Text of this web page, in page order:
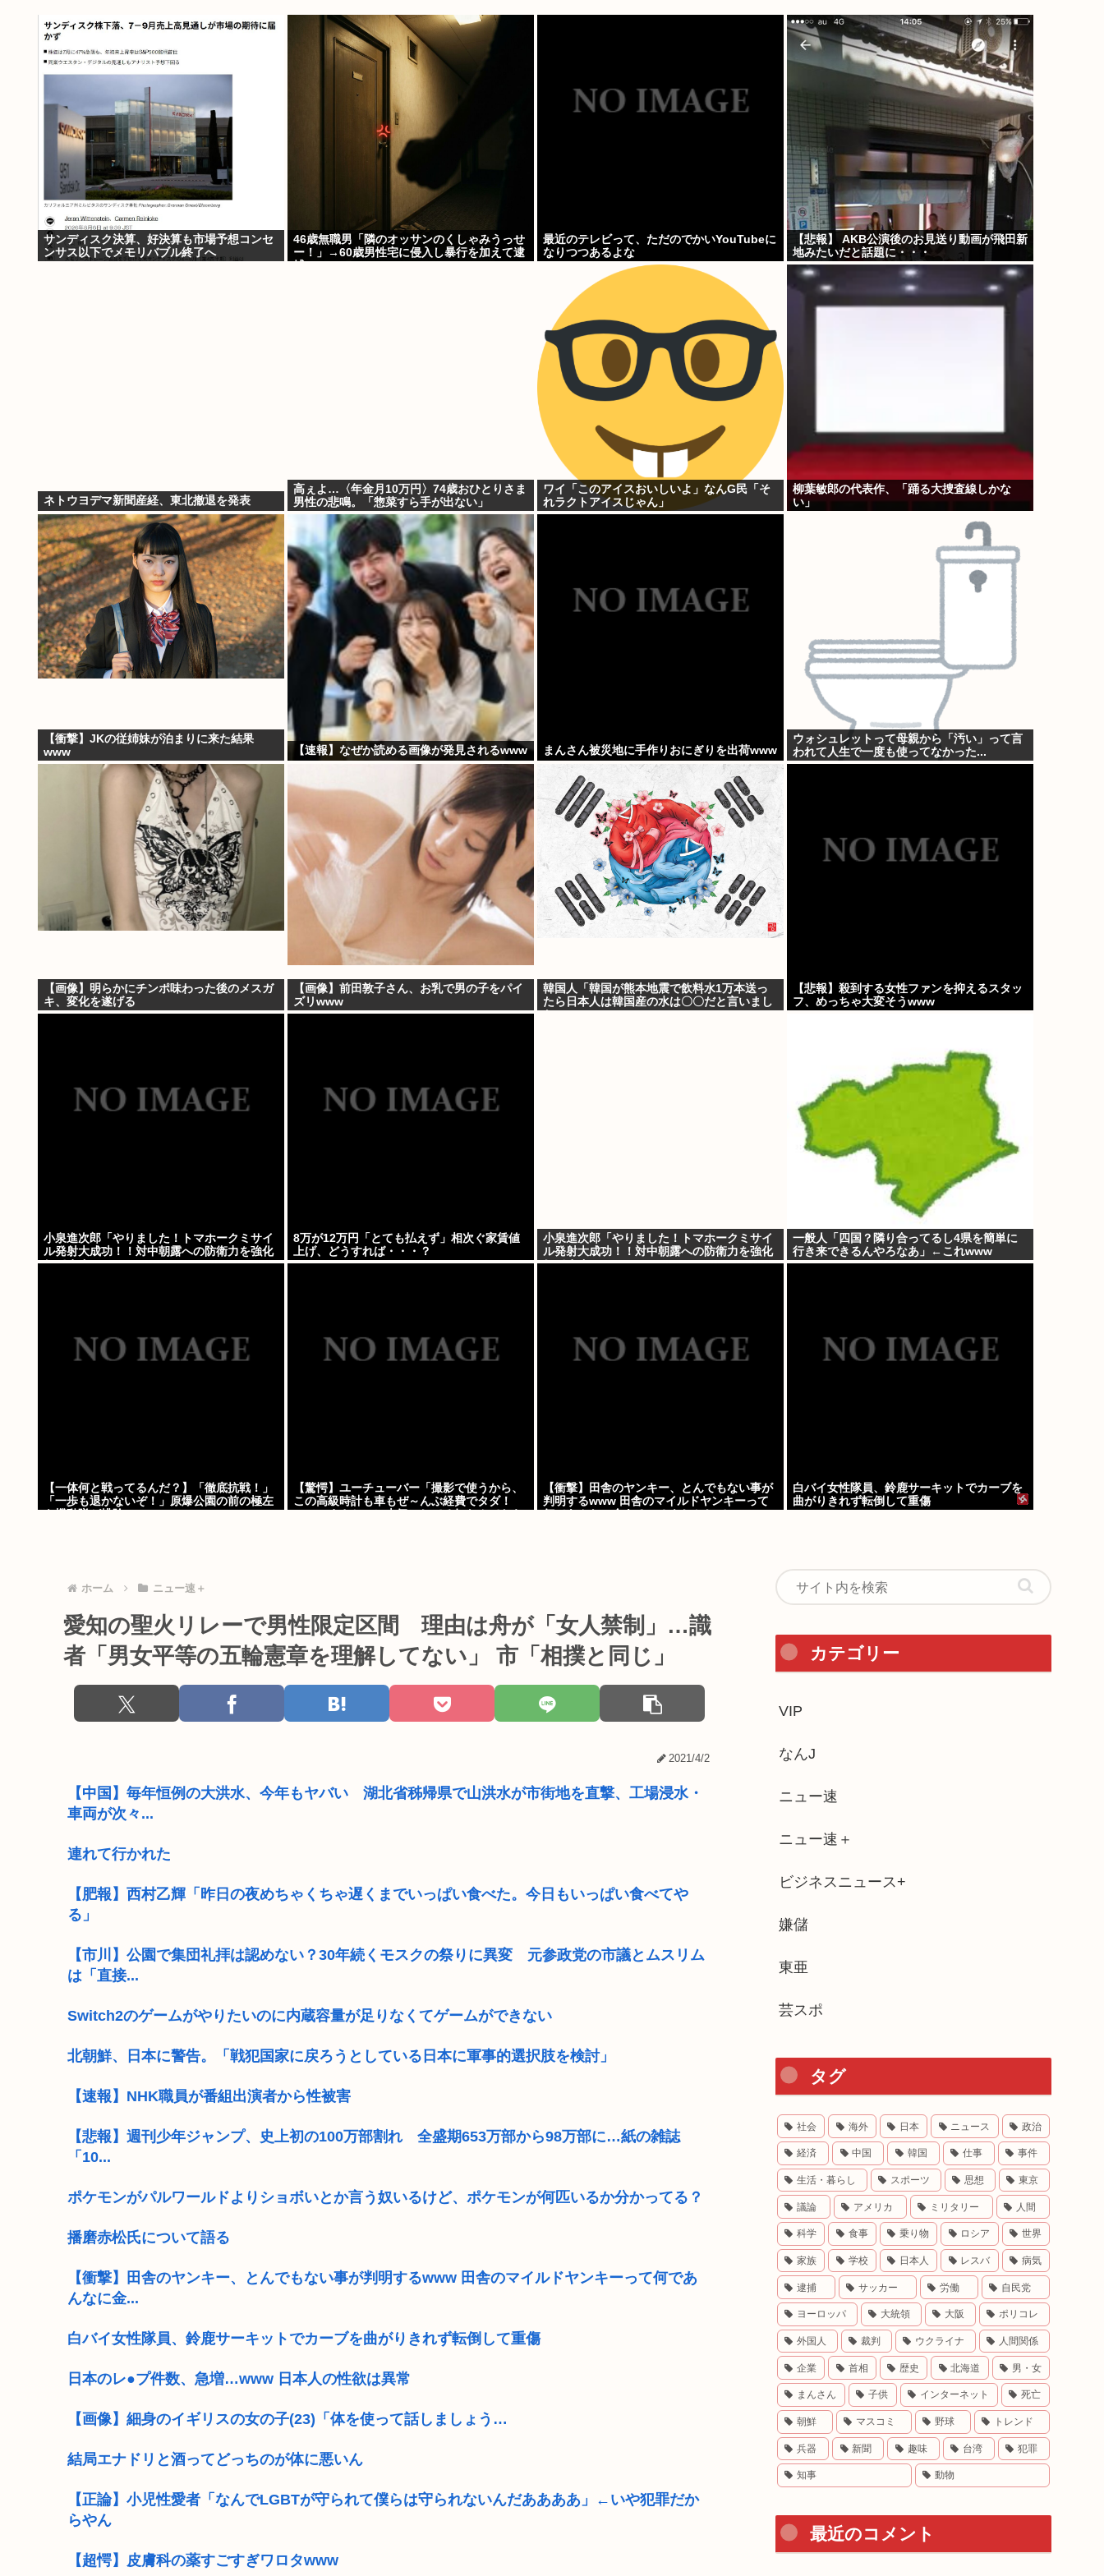
サンディスク決算、好決算も市場予想コンセ
ンサス以下でメモリバブル終了へ
46歳無職男「隣のオッサンのくしゃみうっせ
ー！」→60歳男性宅に侵入し暴行を加えて逮
最近のテレビって、ただのでかいYouTubeに
なりつつあるよな
【悲報】 AKB公演後のお見送り動画が飛田新
地みたいだと話題に・・・
ネトウヨデマ新聞産経、東北撤退を発表
高ぇよ…〈年金月10万円〉74歳おひとりさま
男性の悲鳴。「惣菜すら手が出ない」
ワイ「このアイスおいしいよ」なんG民「そ
れラクトアイスじゃん」
柳葉敏郎の代表作、「踊る大捜査線しかな
い」
【衝撃】JKの従姉妹が泊まりに来た結果
www
【速報】なぜか読める画像が発見されるwww まんさん被災地に手作りおにぎりを出荷www
ウォシュレットって母親から「汚い」って言
われて人生で一度も使ってなかった...
【画像】明らかにチンポ味わった後のメスガ
キ、変化を遂げる
【画像】前田敦子さん、お乳で男の子をパイ
ズリwww
韓国人「韓国が熊本地震で飲料水1万本送っ
たら日本人は韓国産の水は〇〇だと言いまし
【悲報】殺到する女性ファンを抑えるスタッ
フ、めっちゃ大変そうwww
小泉進次郎「やりました！トマホークミサイ
ル発射大成功！！対中朝露への防衛力を強化
してますw」
8万が12万円「とても払えず」相次ぐ家賃値
上げ、どうすれば・・・？
小泉進次郎「やりました！トマホークミサイ
ル発射大成功！！対中朝露への防衛力を強化
してますw」
一般人「四国？隣り合ってるし4県を簡単に
行き来できるんやろなあ」←これwww
【一体何と戦ってるんだ？】「徹底抗戦！」
「一歩も退かないぞ！」原爆公園の前の極左
【驚愕】ユーチューバー「撮影で使うから、
この高級時計も車もぜ～んぶ経費でタダ！
【衝撃】田舎のヤンキー、とんでもない事が
判明するwww 田舎のマイルドヤンキーって
白バイ女性隊員、鈴鹿サーキットでカーブを
曲がりきれず転倒して重傷
ホーム ニュー速＋
愛知の聖火リレーで男性限定区間 理由は舟が「女人禁制」…識
者「男女平等の五輪憲章を理解してない」 市「相撲と同じ」
2021/4/2
【中国】毎年恒例の大洪水、今年もヤバい 湖北省秭帰県で山洪水が市街地を直撃、工場浸水・
車両が次々...
連れて行かれた
【肥報】西村乙輝「昨日の夜めちゃくちゃ遅くまでいっぱい食べた。今日もいっぱい食べてや
る」
【市川】公園で集団礼拝は認めない？30年続くモスクの祭りに異変 元参政党の市議とムスリム
は「直接...
Switch2のゲームがやりたいのに内蔵容量が足りなくてゲームができない
北朝鮮、日本に警告。「戦犯国家に戻ろうとしている日本に軍事的選択肢を検討」
【速報】NHK職員が番組出演者から性被害
【悲報】週刊少年ジャンプ、史上初の100万部割れ 全盛期653万部から98万部に…紙の雑誌
「10...
ポケモンがパルワールドよりショボいとか言う奴いるけど、ポケモンが何匹いるか分かってる？
播磨赤松氏について語る
【衝撃】田舎のヤンキー、とんでもない事が判明するwww 田舎のマイルドヤンキーって何であ
んなに金...
白バイ女性隊員、鈴鹿サーキットでカーブを曲がりきれず転倒して重傷
日本のレ●プ件数、急増…www 日本人の性欲は異常
【画像】細身のイギリスの女の子(23)「体を使って話しましょう…
結局エナドリと酒ってどっちのが体に悪いん
【正論】小児性愛者「なんでLGBTが守られて僕らは守られないんだああああ」←いや犯罪だか
らやん
【超愕】皮膚科の薬すごすぎワロタwww
カテゴリー
VIP
なんJ
ニュー速
ニュー速＋
ビジネスニュース+
嫌儲
東亜
芸スポ
タグ
社会 海外 日本 ニュース 政治
経済 中国 韓国 仕事 事件
生活・暮らし スポーツ 思想 東京
議論 アメリカ ミリタリー 人間
科学 食事 乗り物 ロシア 世界
家族 学校 日本人 レスバ 病気
逮捕 サッカー 労働 自民党
ヨーロッパ 大統領 大阪 ポリコレ
外国人 裁判 ウクライナ 人間関係
企業 首相 歴史 北海道 男・女
まんさん 子供 インターネット 死亡
朝鮮 マスコミ 野球 トレンド
兵器 新聞 趣味 台湾 犯罪
知事 動物
最近のコメント